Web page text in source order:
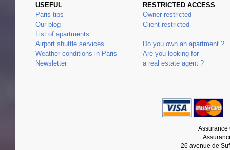
USEFUL
Paris tips
Our blog
List of apartments
Airport shuttle services
Weather conditions in Paris
Newsletter
RESTRICTED ACCESS
Owner restricted
Client restricted
Do you own an apartment ?
Are you looking for
a real estate agent ?
Assurance
26 avenue de